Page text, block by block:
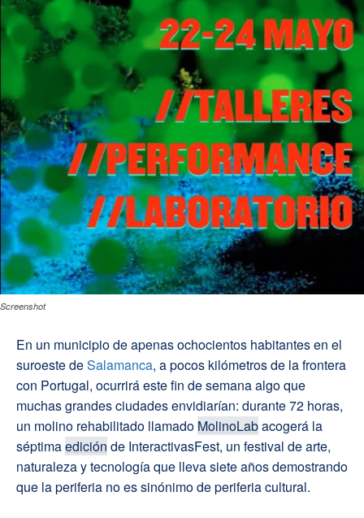
Screenshot
En un municipio de apenas ochocientos habitantes en el
suroeste deSalamanca, a pocos kilómetros de la frontera
con Portugal, ocurrirá este fin de semana algo que
muchas grandes ciudades envidiarían: durante 72 horas,
un molino rehabilitado llamado MolinoLabacogerá la
séptimaedición de InteractivasFest, un festival de arte,
naturaleza y tecnología que lleva siete años demostrando
que la periferia no es sinónimo de periferia cultural.